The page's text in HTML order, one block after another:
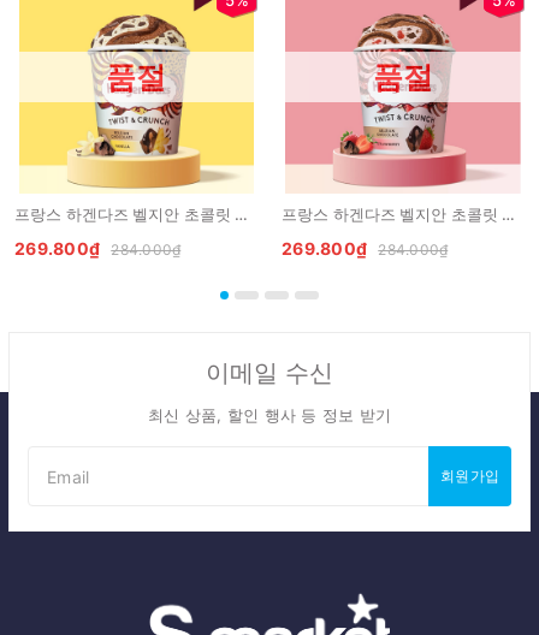
품절
프랑스 하겐다즈 벨지안 초콜릿 & 바닐라 420ml HAAGEN-DAZS Kem hop vi socola va vani
269.800₫ 284.000₫
품절
프랑스 하겐다즈 벨지안 초콜릿 & 스트로베리 420ml HAAGEN-DAZS Kem hop vi socola va dau tay
269.800₫ 284.000₫
이메일 수신
최신 상품, 할인 행사 등 정보 받기
회원가입